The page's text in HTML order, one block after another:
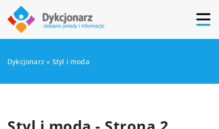
Dykcjonarz » Styl i moda